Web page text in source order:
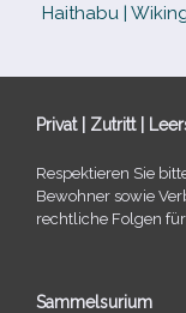
Haithabu |
Privat | Zutritt |
Respektieren Sie
Bewohner sowie
recht­li­che Folgen
Sammelsurium